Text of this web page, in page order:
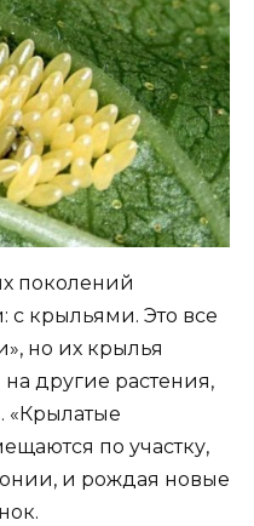
поколений
с крыльями. Это все
но их крылья
другие растения,
«Крылатые
по участку,
и рождая новые